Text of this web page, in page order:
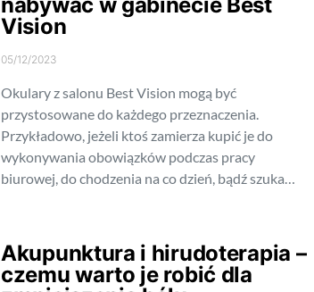
Vision
05/12/2023
Okulary z salonu Best Vision mogą być
przystosowane do każdego przeznaczenia.
Przykładowo, jeżeli ktoś zamierza kupić je do
wykonywania obowiązków podczas pracy
biurowej, do chodzenia na co dzień, bądź szuka…
Akupunktura i hirudoterapia –
czemu warto je robić dla